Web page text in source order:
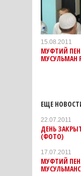
15.08.2011
МУФТИЙ
МУСУЛЬМАН
ЕЩЕ
22.07.2011
ДЕНЬ
(ФОТО)
17.07.2011
МУФТИЙ